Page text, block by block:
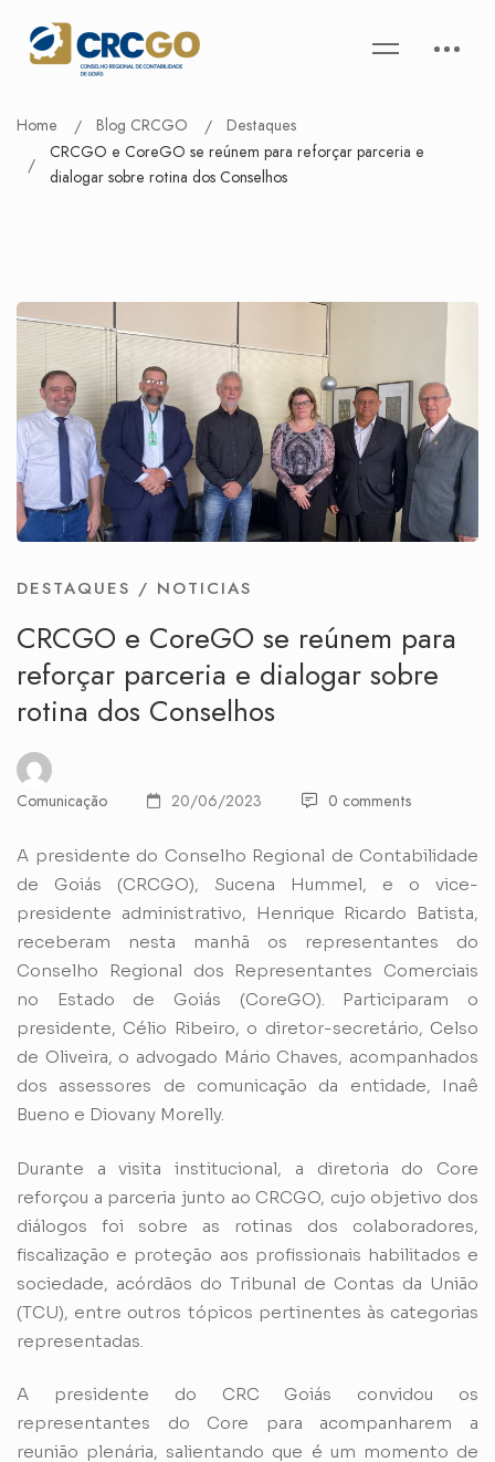
Home Blog CRCGO
Destaques
CRCGO e CoreGO se reúnem para reforçar parceria e
dialogar sobre rotina dos Conselhos
DESTAQUES / NOTICIAS
CRCGO e CoreGO se reúnem para
reforçar parceria e dialogar sobre
rotina dos Conselhos
Comunicação 20/06/2023 0 comments
A presidente do Conselho Regional de Contabilidade
de Goiás (CRCGO), Sucena Hummel, e o vice-
presidente administrativo, Henrique Ricardo Batista,
receberam nesta manhã os representantes do
Conselho Regional dos Representantes Comerciais
no Estado de Goiás (CoreGO). Participaram o
presidente, Célio Ribeiro, o diretor-secretário, Celso
de Oliveira, o advogado Mário Chaves, acompanhados
dos assessores de comunicação da entidade, Inaê
Bueno e Diovany Morelly.
Durante a visita institucional, a diretoria do Core
reforçou a parceria junto ao CRCGO, cujo objetivo dos
diálogos foi sobre as rotinas dos colaboradores,
fiscalização e proteção aos profissionais habilitados e
sociedade, acórdãos do Tribunal de Contas da União
(TCU), entre outros tópicos pertinentes às categorias
representadas.
A presidente do CRC Goiás convidou os
representantes do Core para acompanharem a
reunião plenária, salientando que é um momento de